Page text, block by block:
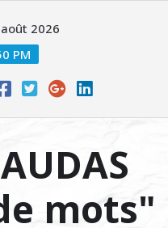
2026
PM
mots"